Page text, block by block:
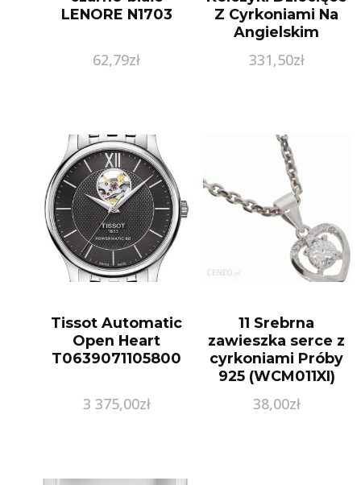
LENORE N1703
62,79zł
Z Cyrkoniami Na
Angielskim
Pr.585
331,50zł
Tissot Automatic
Open Heart
T0639071105800
3 375,00zł
11 Srebrna
zawieszka serce z
cyrkoniami Próby
925 (WCM011XI)
38,00zł